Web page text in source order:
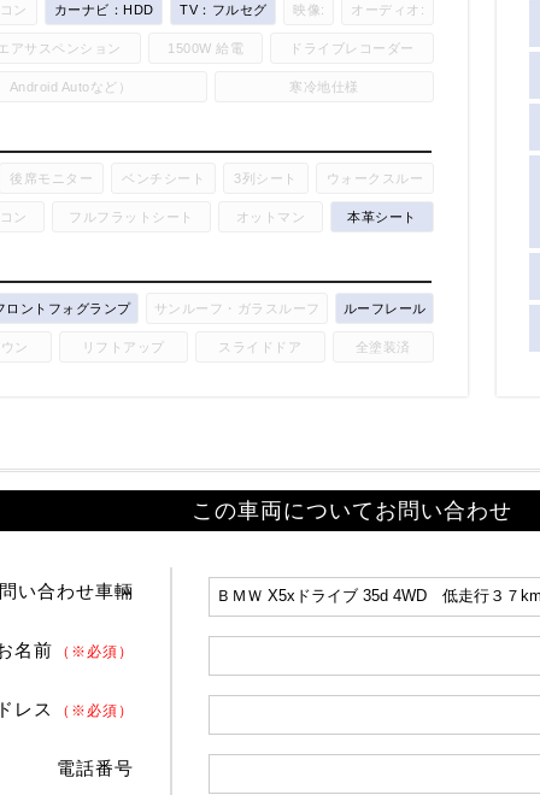
ン カーナビ：HDD TV：フルセグ 映像: オーディオ:
エアサスペンション 1500W 給電 ドライブレコーダー
Autoなど） 寒冷地仕様
後席モニター ベンチシート 3列シート ウォークスルー
ン フルフラットシート オットマン 本革シート
ロントフォグランプ サンルーフ・ガラスルーフ ルーフレール
ン リフトアップ スライドドア 全塗装済
この車両についてお問い合わせ
い合わせ車輛
名前 （※必須）
レス （※必須）
電話番号